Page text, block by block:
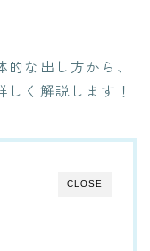
な出し方から、
く解説します！
CLOSE